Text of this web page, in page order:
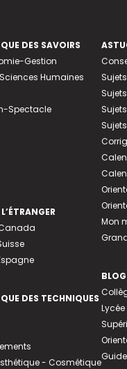
DES SAVOIRS
Gestion
Humaines
Spectacle
DES TECHNIQUES
- Cosmétique
Mon
BLOG
Lycée